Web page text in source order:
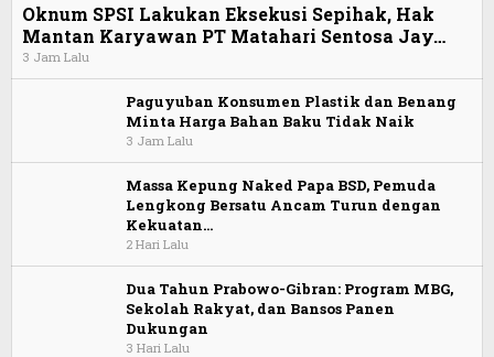
Oknum SPSI Lakukan Eksekusi Sepihak, Hak
Mantan Karyawan PT Matahari Sentosa Jay…
3 Jam Lalu
Paguyuban Konsumen Plastik dan Benang
Minta Harga Bahan Baku Tidak Naik
3 Jam Lalu
Massa Kepung Naked Papa BSD, Pemuda
Lengkong Bersatu Ancam Turun dengan
Kekuatan…
2 Hari Lalu
Dua Tahun Prabowo-Gibran: Program MBG,
Sekolah Rakyat, dan Bansos Panen
Dukungan
3 Hari Lalu